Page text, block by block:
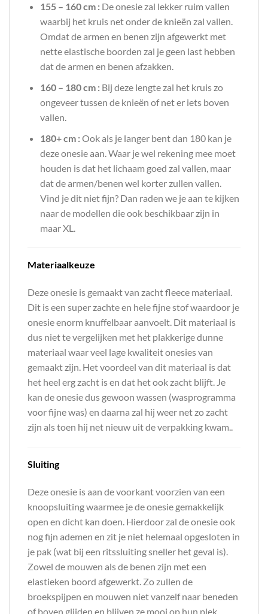
155 – 160 cm :De onesie zal lekker ruim vallen
waarbij het kruis net onder de knieën zal vallen.
Omdat de armen en benen zijn afgewerkt met
nette elastische boorden zal je geen last hebben
dat de armen en benen afzakken.
160 – 180 cm :Bij deze lengte zal het kruis zo
ongeveer tussen de knieën of net er iets boven
vallen.
180+ cm :Ook als je langer bent dan 180 kan je
deze onesie aan. Waar je wel rekening mee moet
houden is dat het lichaam goed zal vallen, maar
dat de armen/benen wel korter zullen vallen.
Vind je dit niet fijn? Dan raden we je aan te kijken
naar de modellen die ook beschikbaar zijn in
maar XL.
Materiaalkeuze
Deze onesie is gemaakt van zacht fleece materiaal.
Dit is een super zachte en hele fijne stof waardoor je
onesie enorm knuffelbaar aanvoelt. Dit materiaal is
dus niet te vergelijken met het plakkerige dunne
materiaal waar veel lage kwaliteit onesies van
gemaakt zijn. Het voordeel van dit materiaal is dat
het heel erg zacht is en dat het ook zacht blijft. Je
kan de onesie dus gewoon wassen (wasprogramma
voor fijne was) en daarna zal hij weer net zo zacht
zijn als toen hij net nieuw uit de verpakking kwam..
Sluiting
Deze onesie is aan de voorkant voorzien van een
knoopsluiting waarmee je de onesie gemakkelijk
open en dicht kan doen. Hierdoor zal de onesie ook
nog fijn ademen en zit je niet helemaal opgesloten in
je pak (wat bij een ritssluiting sneller het geval is).
Zowel de mouwen als de benen zijn met een
elastieken boord afgewerkt. Zo zullen de
broekspijpen en mouwen niet vanzelf naar beneden
of boven glijden en blijven ze mooi op hun plek